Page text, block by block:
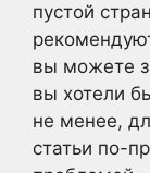
пустой
вы можете
вы хотели
не менее,
статьи по-